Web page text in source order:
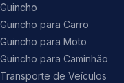
Guincho
Guincho para Carro
Guincho para Moto
Guincho para Caminhão
Transporte de Veículos